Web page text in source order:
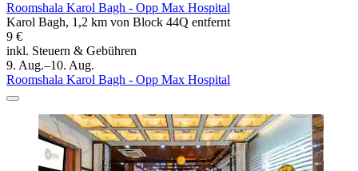
Roomshala Karol Bagh - Opp Max Hospital
Karol Bagh, 1,2 km von Block 44Q entfernt
9 €
inkl. Steuern & Gebühren
9. Aug.–10. Aug.
Roomshala Karol Bagh - Opp Max Hospital